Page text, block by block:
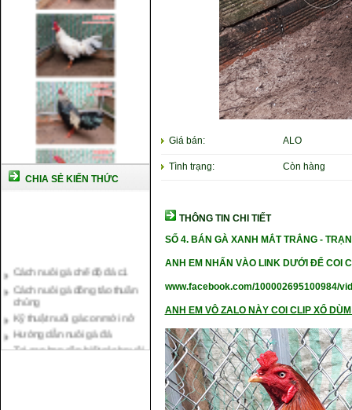
CHIA SẺ KIẾN THỨC
Cách nuôi gà đông tảo thuần
Kỹ thuật nuôi gà con mới nở
Hướng dẫn nuôi gà đá
Tại sao bạn cần biết cách nuôi
gà chọi ?
Giá bán: ALO
Tình trạng: Còn hàng
THÔNG TIN CHI TIẾT
SỐ 4. BÁN GÀ XANH MẮT TRẮNG -
ANH EM NHẤN VÀO LINK DƯỚI ĐỂ COI
www.facebook.com/100002695100984/
ANH EM VÔ ZALO NÀY COI CLIP XỔ